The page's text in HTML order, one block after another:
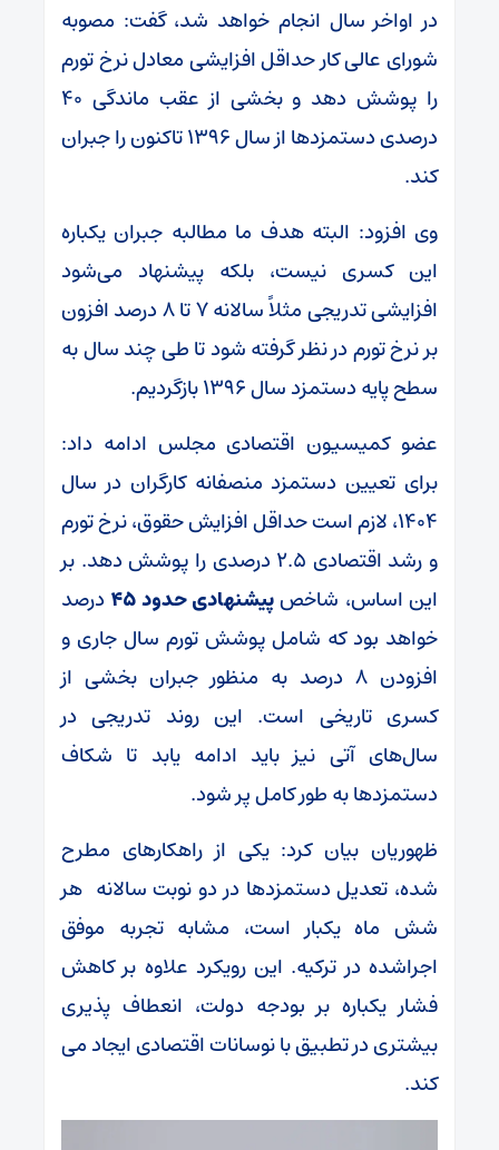
در اواخر سال انجام خواهد شد، گفت: مصوبه
شورای عالی کار حداقل افزایشی معادل نرخ تورم
را پوشش دهد و بخشی از عقب ماندگی ۴۰
درصدی دستمزدها از سال ۱۳۹۶ تاکنون را جبران
کند.
وی افزود: البته هدف ما مطالبه جبران یکباره
این کسری نیست، بلکه پیشنهاد می‌شود
افزایشی تدریجی مثلاً سالانه ۷ تا ۸ درصد افزون
بر نرخ تورم در نظر گرفته شود تا طی چند سال به
سطح پایه دستمزد سال ۱۳۹۶ بازگردیم.
عضو کمیسیون اقتصادی مجلس ادامه داد:
برای تعیین دستمزد منصفانه کارگران در سال
۱۴۰۴، لازم است حداقل افزایش حقوق، نرخ تورم
و رشد اقتصادی ۲.۵ درصدی را پوشش دهد. بر
این اساس، شاخصپیشنهادی حدود ۴۵
درصد
خواهد بود که شامل پوشش تورم سال جاری و
افزودن ۸ درصد به منظور جبران بخشی از
کسری تاریخی است. این روند تدریجی در
سال‌های آتی نیز باید ادامه یابد تا شکاف
دستمزدها به طور کامل پر شود.
ظهوریان بیان کرد: یکی از راهکارهای مطرح
شده، تعدیل دستمزدها در دو نوبت سالانه هر
شش ماه یکبار است، مشابه تجربه موفق
اجراشده در ترکیه. این رویکرد علاوه بر کاهش
فشار یکباره بر بودجه دولت، انعطاف پذیری
بیشتری در تطبیق با نوسانات اقتصادی ایجاد می
کند.